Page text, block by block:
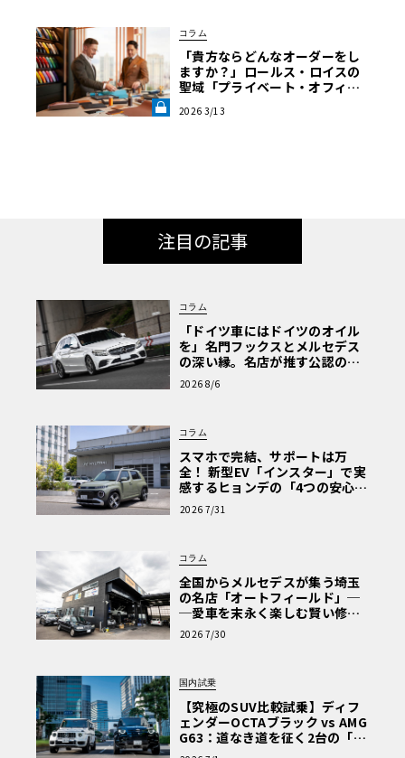
コラム
「貴方ならどんなオーダーをし
ますか？」――ロールス・ロイスの
聖域「プライベート・オフィ
ザイナーらが語る、“作品”を創
2026 3/13
注目の記事
コラム
「ドイツ車にはドイツのオイル
を」名門フックスとメルセデス
の深い縁。名店が推す公認の安
心と、Cクラスで味わうシルキー
な走り〈PR〉
2026 8/6
コラム
スマホで完結、サポートは万
全！ 新型EV「インスター」で実
感するヒョンデの「4つの安心」
【第1回・ヒョンデ6つの疑問：
Why? Hyundai?】〈PR〉
2026 7/31
コラム
全国からメルセデスが集う埼玉
の名店「オートフィールド」─
─愛車を末永く楽しむ賢い修理
術と、プロがフックス製オイル
を選ぶ理由〈PR〉
2026 7/30
国内試乗
【究極のSUV比較試乗】ディフ
ェンダーOCTAブラック vs AMG
G63：道なき道を征く2台の「対
極的アプローチ」